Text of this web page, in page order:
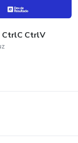
para
em resultado e
CtrlC CtrlV